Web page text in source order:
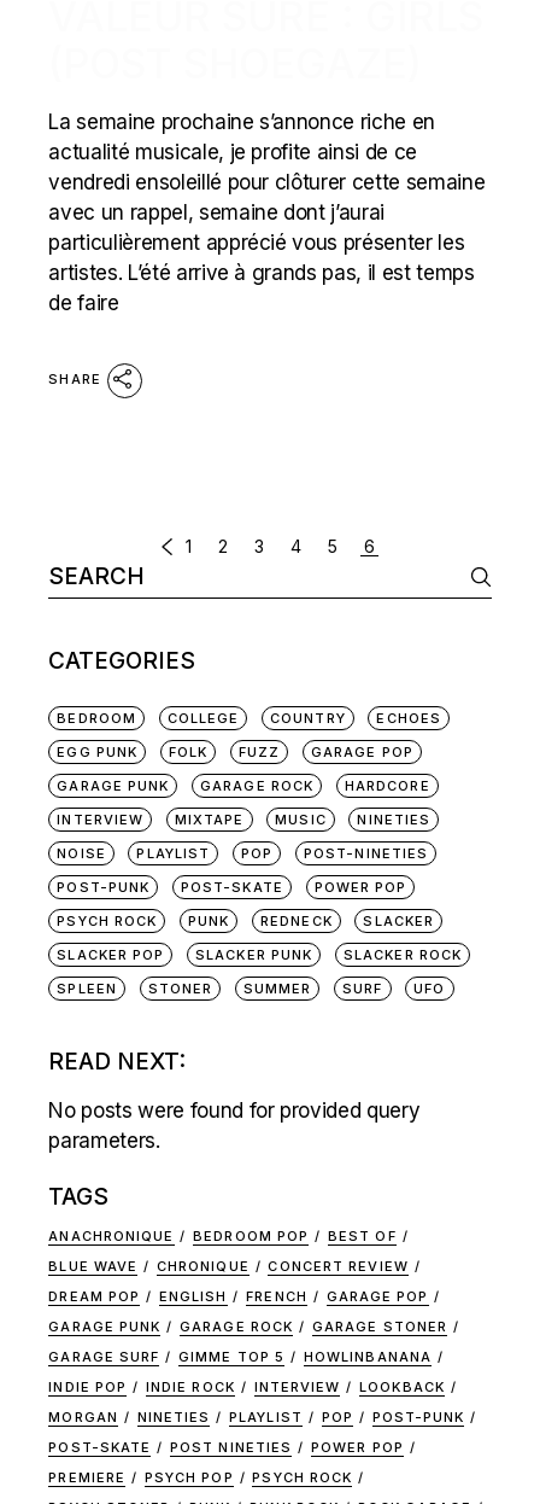
La semaine prochaine s’annonce riche en
actualité musicale, je profite ainsi de ce
vendredi ensoleillé pour clôturer cette semaine
avec un rappel, semaine dont j’aurai
particulièrement apprécié vous présenter les
artistes. L’été arrive à grands pas, il est temps
de faire
SHARE
POSTS
NAVIGATION
1 2 3 4 5 6
Search
for:
CATEGORIES
BEDROOM COLLEGE COUNTRY
ECHOES
EGG PUNK
FOLK FUZZ
GARAGE POP
GARAGE PUNK
GARAGE ROCK
HARDCORE
INTERVIEW
MIXTAPE MUSIC
NINETIES
NOISE
PLAYLIST POP
POST-NINETIES
POST-PUNK
POST-SKATE
POWER POP
PSYCH ROCK
PUNK REDNECK
SLACKER
SLACKER POP
SLACKER PUNK
SLACKER ROCK
SPLEEN
STONER SUMMER SURF UFO
READ NEXT:
No posts were found for provided query
parameters.
TAGS
ANACHRONIQUE BEDROOM POP
BEST OF
BLUE WAVE
CHRONIQUE
CONCERT REVIEW
DREAM POP
ENGLISH FRENCH
GARAGE POP
GARAGE PUNK
GARAGE ROCK
GARAGE STONER
GARAGE SURF
GIMME TOP 5
HOWLINBANANA
INDIE POP
INDIE ROCK INTERVIEW
LOOKBACK
MORGAN
NINETIES PLAYLIST POP
POST-PUNK
POST-SKATE
POST NINETIES
POWER POP
PREMIERE
PSYCH POP
PSYCH ROCK